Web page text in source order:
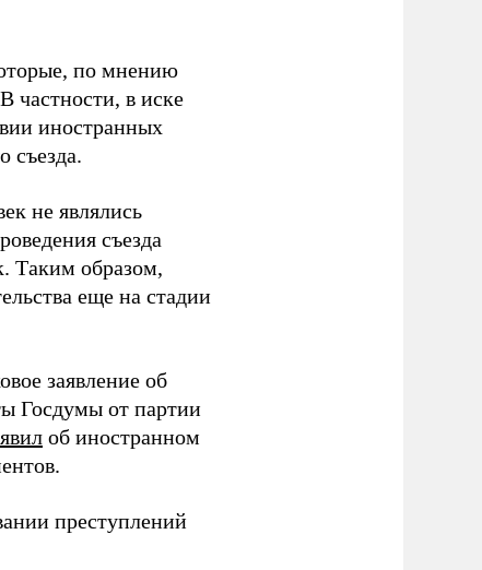
по мнению
частности, в иске
иностранных
съезда.
не являлись
съезда
Таким образом,
еще на стадии
заявление об
Госдумы от партии
об иностранном
преступлений